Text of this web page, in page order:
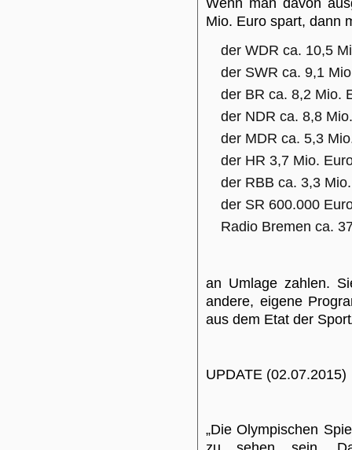
Wenn man davon
Mio. Euro spart, dann
der WDR ca. 10,5
der SWR ca. 9,1
der BR ca. 8,2 Mio.
der NDR ca. 8,8
der MDR ca. 5,3
der HR 3,7 Mio.
der RBB ca. 3,3
der SR 600.000
Radio Bremen ca.
an Umlage zahlen.
andere, eigene
aus dem Etat der
UPDATE (02.07.2015)
„Die Olympischen